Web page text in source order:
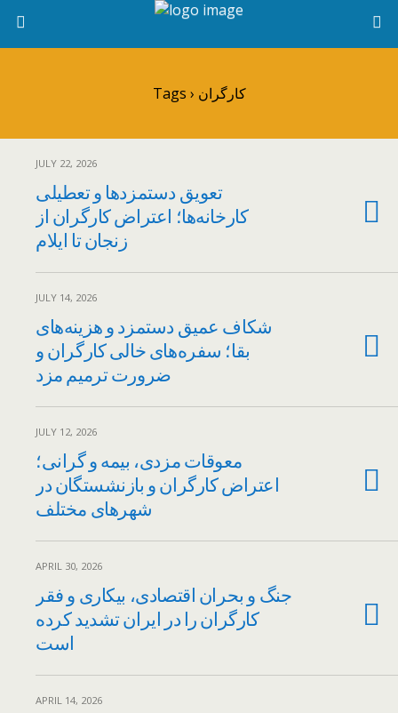
Tags › کارگران
JULY 22, 2026
تعویق دستمزدها و تعطیلی
کارخانه‌ها؛ اعتراض کارگران از
زنجان تا ایلام
JULY 14, 2026
شکاف عمیق دستمزد و هزینه‌های
بقا؛ سفره‌های خالی کارگران و
ضرورت ترمیم مزد
JULY 12, 2026
معوقات مزدی، بیمه و گرانی؛
اعتراض کارگران و بازنشستگان در
شهرهای مختلف
APRIL 30, 2026
جنگ و بحران اقتصادی، بیکاری و فقر
کارگران را در ایران تشدید کرده
است
APRIL 14, 2026